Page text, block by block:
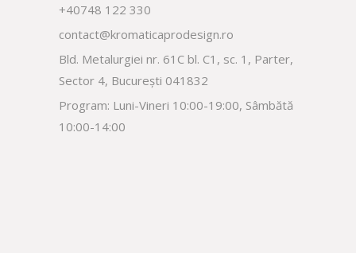
+40748 122 330
contact@kromaticaprodesign.ro
Bld. Metalurgiei nr. 61C bl. C1, sc. 1, Parter,
Sector 4, București 041832
Program: Luni-Vineri 10:00-19:00, Sâmbătă
10:00-14:00